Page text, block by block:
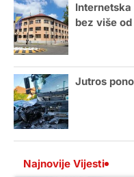
bez više
Jutros
Najnovije Vijesti